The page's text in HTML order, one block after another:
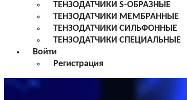
ТЕНЗОДАТЧИКИ S-ОБРАЗНЫЕ
ТЕНЗОДАТЧИКИ МЕМБРАННЫЕ
ТЕНЗОДАТЧИКИ СИЛЬФОННЫЕ
ТЕНЗОДАТЧИКИ СПЕЦИАЛЬНЫЕ
Войти
Регистрация